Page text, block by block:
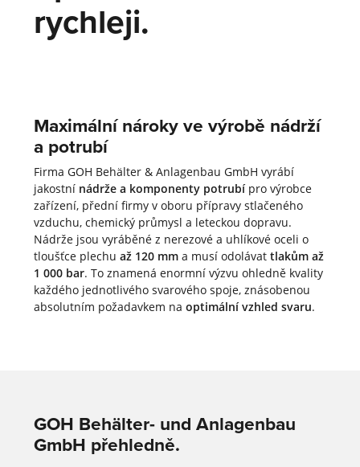
rychleji.
Maximální nároky ve výrobě nádrží
a potrubí
Firma GOH Behälter & Anlagenbau GmbH vyrábí
jakostní nádrže a komponenty potrubípro výrobce
zařízení, přední firmy v oboru přípravy stlačeného
vzduchu, chemický průmysl a leteckou dopravu.
Nádrže jsou vyráběné z nerezové a uhlíkové oceli o
tloušťce plechu až 120 mma musí odolávat tlakům až
1 000 bar. To znamená enormní výzvu ohledně kvality
každého jednotlivého svarového spoje, znásobenou
absolutním požadavkem na optimální vzhled svaru.
GOH Behälter- und Anlagenbau
GmbH přehledně.